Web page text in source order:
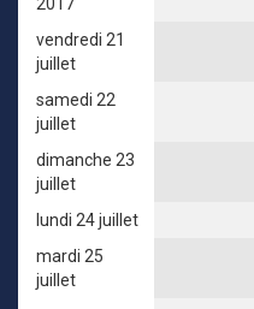
vendredi 21
juillet
samedi 22
juillet
dimanche 23
juillet
lundi 24 juillet
mardi 25
juillet